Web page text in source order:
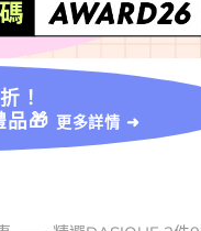
！
品🎁 更多詳情 ➜